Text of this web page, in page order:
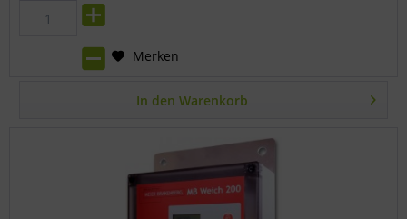
In den Warenkorb
Merken